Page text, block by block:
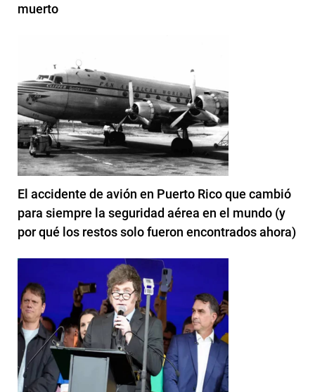
muerto
El accidente de avión en Puerto Rico que cambió
para siempre la seguridad aérea en el mundo (y
por qué los restos solo fueron encontrados ahora)